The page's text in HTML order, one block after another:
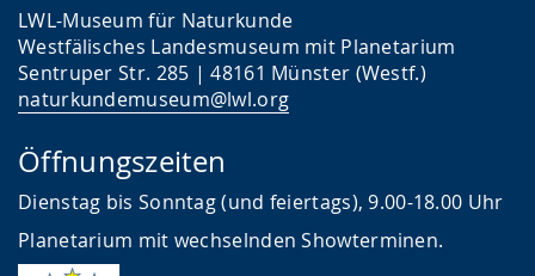
LWL-Museum für Naturkunde
Westfälisches Landesmuseum mit Planetarium
Sentruper Str. 285 | 48161 Münster (Westf.)
naturkundemuseum@lwl.org
Öffnungszeiten
Dienstag bis Sonntag (und feiertags), 9.00-18.00 Uhr
Planetarium mit wechselnden Showterminen.